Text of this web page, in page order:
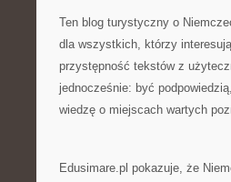
Ten blog turystyczny o
dla wszystkich, którzy
przystępność tekstów z
jednocześnie: być
wiedzę o miejscach wartych
Edusimare.pl pokazuje, że